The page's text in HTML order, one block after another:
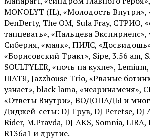
MONOLYT (IL), «Молодость Внутри»,
DenDerty, The OM, Sula Fray, СТРИО,
танцевать», «Пальцева
Сиберия, «маяк», ПИЛС,
«Борисовский Тракт», Sipe, 3.56 am,
SOULTYLER, «ночь на кухне»,
ШАТЯ, Jazzhouse Trio, «Рваные
узнает», black lama,
«Ответы Внутри», ВОДОПАДЫ и
Диджей-сеты: DJ Грув, DJ Peretse, DJ
Rider, М.Pravda, DJ AKS, Somnia, LIRA,
R136a1 и другие.